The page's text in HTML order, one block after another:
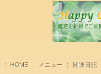
HOME メニュー 開運日記